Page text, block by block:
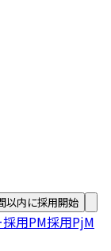
以内に採用開始
用PM採用PjM